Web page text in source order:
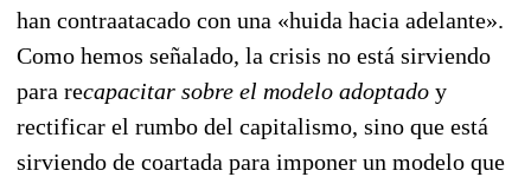
han contraatacado con una «huida hacia adelante».
Como hemos señalado, la crisis no está sirviendo
para recapacitar sobre el modelo adoptado y
rectificar el rumbo del capitalismo, sino que está
sirviendo de coartada para imponer un modelo que